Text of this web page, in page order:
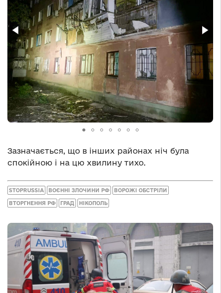
Зазначається, що в інших районах ніч була
спокійною і на цю хвилину тихо.
STOPRUSSIA ВОЄННІ ЗЛОЧИНИ РФ ВОРОЖІ ОБСТРІЛИ
ВТОРГНЕННЯ РФ ГРАД НІКОПОЛЬ